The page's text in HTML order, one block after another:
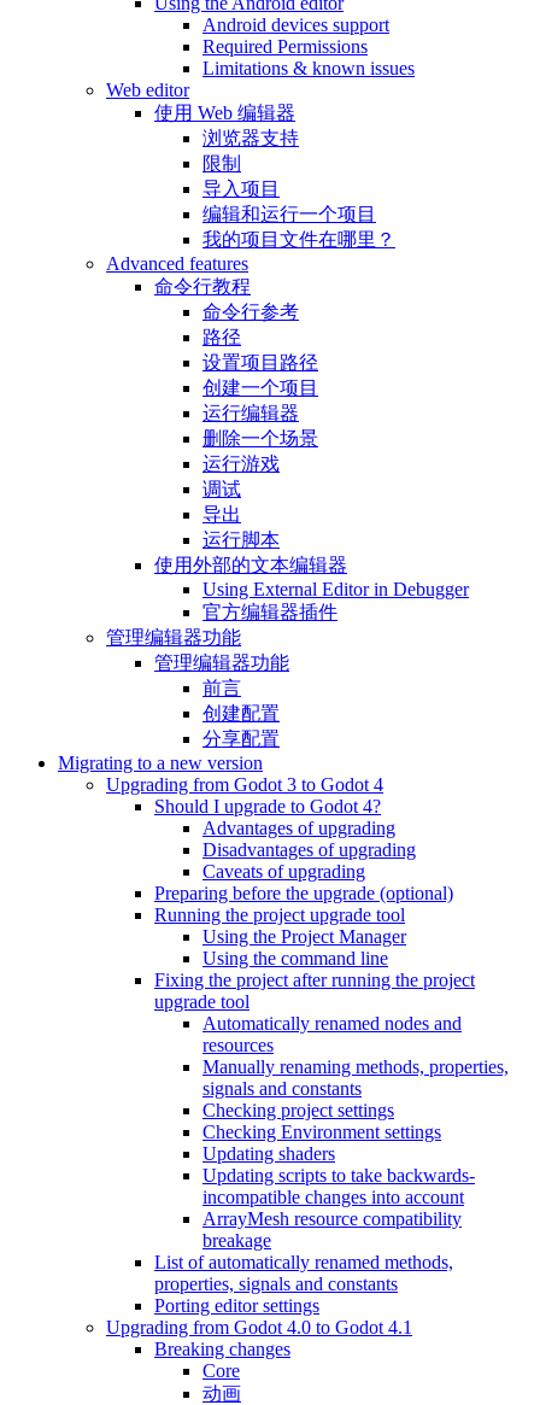
Android devices support
Required Permissions
Limitations & known issues
Web editor
使用 Web 编辑器
浏览器支持
限制
导入项目
编辑和运行一个项目
我的项目文件在哪里？
Advanced features
命令行教程
命令行参考
路径
设置项目路径
创建一个项目
运行编辑器
删除一个场景
运行游戏
调试
导出
运行脚本
使用外部的文本编辑器
Using External Editor in Debugger
官方编辑器插件
管理编辑器功能
管理编辑器功能
前言
创建配置
分享配置
Migrating to a new version
Upgrading from Godot 3 to Godot 4
Should I upgrade to Godot 4?
Advantages of upgrading
Disadvantages of upgrading
Caveats of upgrading
Preparing before the upgrade (optional)
Running the project upgrade tool
Using the Project Manager
Using the command line
Fixing the project after running the project
upgrade tool
Automatically renamed nodes and
resources
Manually renaming methods, properties,
signals and constants
Checking project settings
Checking Environment settings
Updating shaders
Updating scripts to take backwards-
incompatible changes into account
ArrayMesh resource compatibility
breakage
List of automatically renamed methods,
properties, signals and constants
Porting editor settings
Upgrading from Godot 4.0 to Godot 4.1
Breaking changes
Core
动画